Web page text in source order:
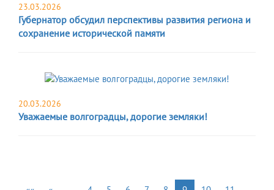
23.03.2026
Губернатор обсудил перспективы развития региона и
сохранение исторической памяти
20.03.2026
Уважаемые волгоградцы, дорогие земляки!